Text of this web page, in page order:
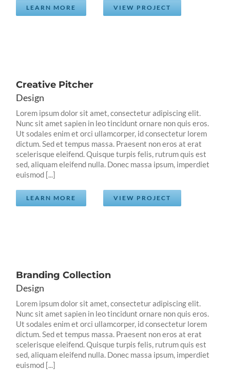
LEARN MORE VIEW PROJECT
Creative Pitcher
Design
Lorem ipsum dolor sit amet, consectetur adipiscing elit.
Nunc sit amet sapien in leo tincidunt ornare non quis eros.
Ut sodales enim et orci ullamcorper, id consectetur lorem
dictum. Sed et tempus massa. Praesent non eros at erat
scelerisque eleifend. Quisque turpis felis, rutrum quis est
sed, aliquam eleifend nulla. Donec massa ipsum, imperdiet
euismod [...]
LEARN MORE VIEW PROJECT
Branding Collection
Design
Lorem ipsum dolor sit amet, consectetur adipiscing elit.
Nunc sit amet sapien in leo tincidunt ornare non quis eros.
Ut sodales enim et orci ullamcorper, id consectetur lorem
dictum. Sed et tempus massa. Praesent non eros at erat
scelerisque eleifend. Quisque turpis felis, rutrum quis est
sed, aliquam eleifend nulla. Donec massa ipsum, imperdiet
euismod [...]